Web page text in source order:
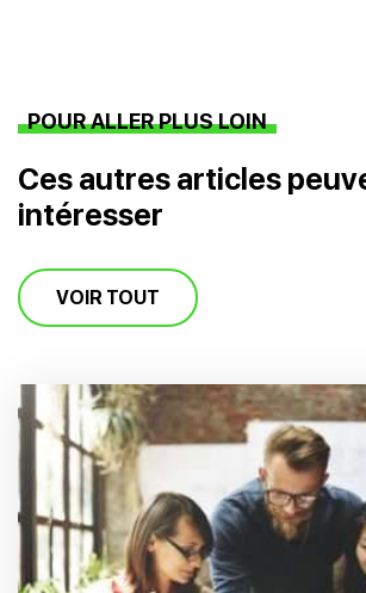
POUR ALLER PLUS LOIN
Ces autres articles
intéresser
VOIR TOUT